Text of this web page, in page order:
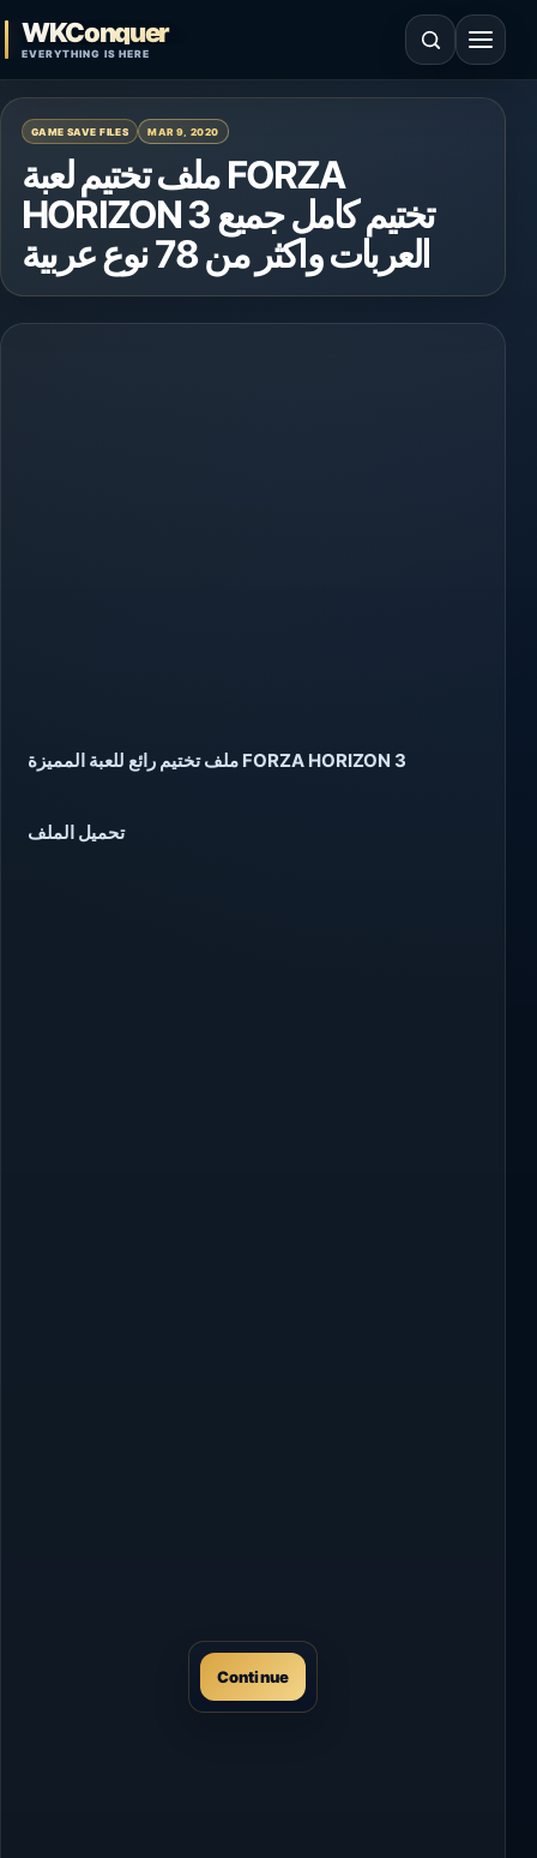
WKConquer
EVERYTHING IS HERE
Open search Open
GAME SAVE FILES MAR 9, 2020
ملف تختيم لعبة FORZA
HORIZON 3 تختيم كامل جميع
العربات واكثر من 78 نوع عربية
ملف تختيم رائع للعبة المميزة FORZA HORIZON 3
تحميل الملف
Continue